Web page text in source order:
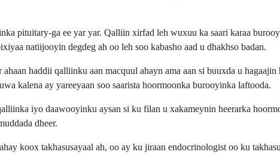
pituitary-ga ee yar yar. Qalliin xirfad leh wuxuu ka saari karaa
natiijooyin degdeg ah oo leh soo kabasho aad u dhakhso badan.
haddii qalliinku aan macquul ahayn ama aan si buuxda u
kalena ay yareeyaan soo saarista hoormoonka burooyinka laftooda.
iyo daawooyinku aysan si ku filan u xakameynin heerarka
dheer.
koox takhasusayaal ah, oo ay ku jiraan endocrinologist oo ku